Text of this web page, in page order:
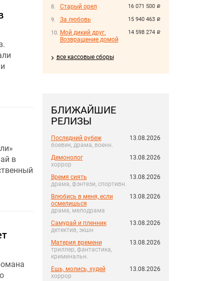
16 071 500 руб.
Старый орел
15 940 463 руб.
За любовь
14 598 274 руб.
Мой дикий друг.
Возвращение домой
все кассовые сборы
БЛИЖАЙШИЕ
РЕЛИЗЫ
Последний рубеж
боевик, драма, военн.
13.08.2026
Демонолог
хоррор
13.08.2026
Время сиять
драма, фэнтези, спортивн.
13.08.2026
Влюбись в меня, если
осмелишься
драма, мелодрама
13.08.2026
Самурай и пленник
детектив, экшн
13.08.2026
Материя времени
триллер, фантастика,
криминальн.
13.08.2026
Ешь, молись, худей
хоррор
13.08.2026
в